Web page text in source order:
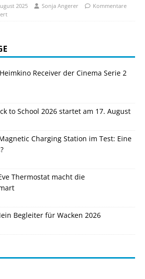
2025 Sonja Angerer
Kommentare
Receiver der Cinema Serie 2
to School 2026 startet am 17. August
Charging Station im Test: Eine
Thermostat macht die
Begleiter für Wacken 2026